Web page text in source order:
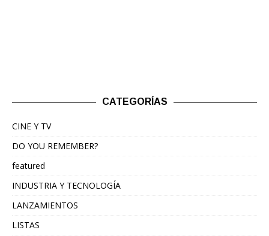
CATEGORÍAS
CINE Y TV
DO YOU REMEMBER?
featured
INDUSTRIA Y TECNOLOGÍA
LANZAMIENTOS
LISTAS